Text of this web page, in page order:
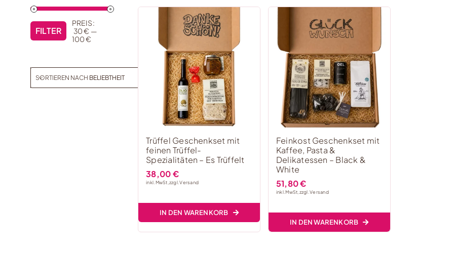
Min.
Max.
FILTER
PREIS:
30 € —
100 €
SORTIEREN NACH BELIEBTHEIT
Trüffel Geschenkset mit
feinen Trüffel-
Spezialitäten – Es Trüffelt
38,00€
inkl. MwSt, zzgl.Versand
IN DEN WARENKORB
Feinkost Geschenkset mit
Kaffee, Pasta &
Delikatessen – Black &
White
51,80€
inkl. MwSt, zzgl.Versand
IN DEN WARENKORB